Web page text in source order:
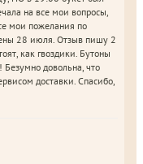
на все мои вопросы,
мои пожелания по
28 июля. Отзыв пишу 2
как гвоздики. Бутоны
Безумно довольна, что
доставки. Спасибо,